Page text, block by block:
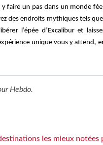
faire un pas dans un monde
des endroits mythiques tels
l’épée d’Excalibur et
unique vous y attend,
Hebdo.
les mieux notées